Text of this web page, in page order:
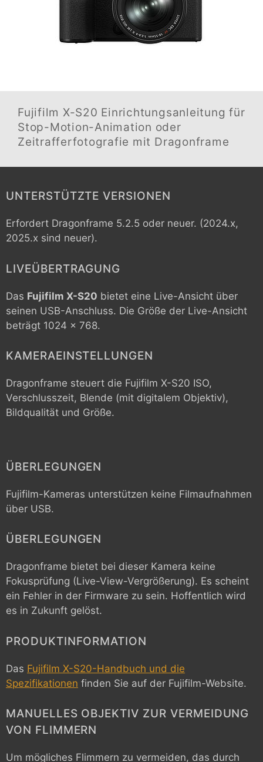
Fujifilm X-S20 Einrichtungsanleitung für
Stop-Motion-Animation oder
Zeitrafferfotografie mit Dragonframe
UNTERSTÜTZTE VERSIONEN
Erfordert Dragonframe 5.2.5 oder neuer. (2024.x,
2025.x sind neuer).
LIVEÜBERTRAGUNG
Das Fujifilm X-S20 bietet eine Live-Ansicht über
seinen USB-Anschluss. Die Größe der Live-Ansicht
beträgt 1024 x 768.
KAMERAEINSTELLUNGEN
Dragonframe steuert die Fujifilm X-S20 ISO,
Verschlusszeit, Blende (mit digitalem Objektiv),
Bildqualität und Größe.
ÜBERLEGUNGEN
Fujifilm-Kameras unterstützen keine Filmaufnahmen
über USB.
ÜBERLEGUNGEN
Dragonframe bietet bei dieser Kamera keine
Fokusprüfung (Live-View-Vergrößerung). Es scheint
ein Fehler in der Firmware zu sein. Hoffentlich wird
es in Zukunft gelöst.
PRODUKTINFORMATION
Das Fujifilm X-S20-Handbuch und die
Spezifikationen finden Sie auf der Fujifilm-Website.
MANUELLES OBJEKTIV ZUR VERMEIDUNG
VON FLIMMERN
Um mögliches Flimmern zu vermeiden, das durch